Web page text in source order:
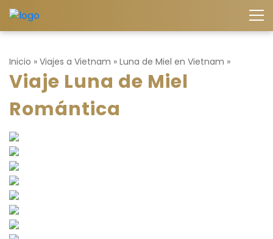
Inicio » Viajes a Vietnam » Luna de Miel en Vietnam »
Viaje Luna de Miel
Romántica